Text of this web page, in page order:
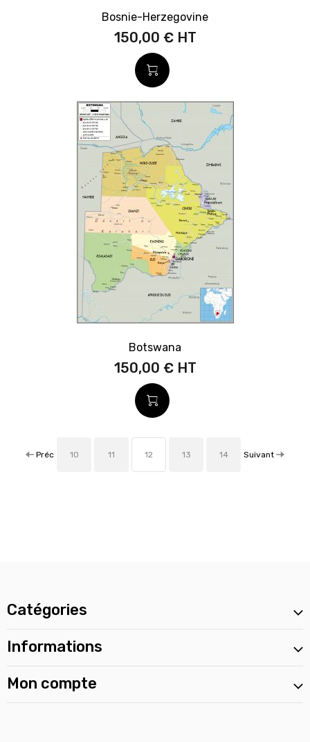
Bosnie-Herzegovine
150,00 €
Botswana
150,00 €
Préc 10 11 12 13 14 Suivant
Catégories
Informations
Mon compte